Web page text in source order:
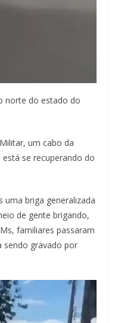
norte do estado do
um cabo da
se recuperando do
uma briga generalizada
de gente brigando,
familiares passaram
sendo gravado por